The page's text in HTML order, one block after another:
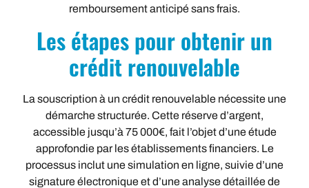
remboursement anticipé sans frais.
Les étapes pour obtenir un
crédit renouvelable
La souscription à un crédit renouvelable nécessite une
démarche structurée. Cette réserve d’argent,
accessible jusqu’à 75 000€, fait l’objet d’une étude
approfondie par les établissements financiers. Le
processus inclut une simulation en ligne, suivie d’une
signature électronique et d’une analyse détaillée de